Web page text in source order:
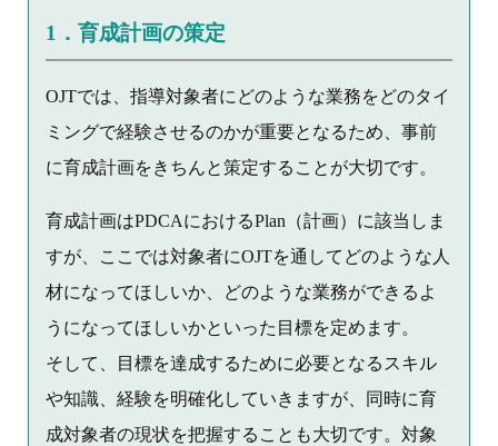
1．育成計画の策定
OJTでは、指導対象者にどのような業務をどのタイ
ミングで経験させるのかが重要となるため、事前
に育成計画をきちんと策定することが大切です。
育成計画はPDCAにおけるPlan（計画）に該当しま
すが、ここでは対象者にOJTを通してどのような人
材になってほしいか、どのような業務ができるよ
うになってほしいかといった目標を定めます。
そして、目標を達成するために必要となるスキル
や知識、経験を明確化していきますが、同時に育
成対象者の現状を把握することも大切です。対象